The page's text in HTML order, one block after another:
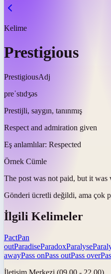
Kelime
Prestigious
PrestigiousAdj
preˈstɪdʒəs
Prestijli, saygın, tanınmış
Respect and admiration given
Eş anlamlılar: Respected
Örnek Cümle
The post was not paid, but it was
Gönderi ücretli değildi, ama çok
İlgili Kelimeler
PactPan
outParadiseParadoxParalyse
awayPass onPass outPass over
İletişim Merkezi (09.00 - 22.00)